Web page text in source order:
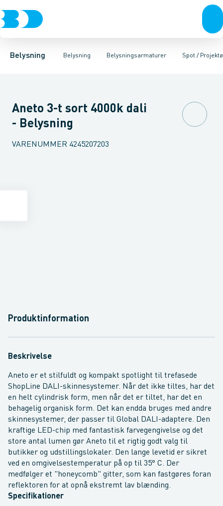
Belysning Belysning
Belysning Belysningsarmaturer
LyskilderBelysningsarmaturerLysstyringTilbehør tilSpot /
PendlerIndustriarmatur og halbelysningArmaturer for vej og
Aneto 3-t sort 4000k dali
- Belysning
VARENUMMER 4245207203
Produktinformation
Beskrivelse
Aneto er et stilfuldt og kompakt spotlight til trefasede
ShopLine DALI-skinnesystemer. Når det ikke tiltes, har det
en helt cylindrisk form, men når det er tiltet, har det en
behagelig organisk form. Det kan endda bruges med andre
skinnesystemer, der passer til Global DALI-adaptere. Den
kraftige LED-chip med fantastisk farvegengivelse og det
store antal lumen gør Aneto til et rigtig godt valg til
butikker og udstillingslokaler. Den lange levetid er sikret
ved en omgivelsestemperatur på op til 35° C. Der
medfølger et "honeycomb" gitter, som kan fastgøres foran
reflektoren for at opnå ekstremt lav blænding.
Specifikationer